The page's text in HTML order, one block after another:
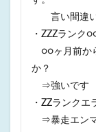
言い間違い
・ZZZランク
○○ヶ月前か
か？
⇒強いです
・ZZランク
⇒暴走エン